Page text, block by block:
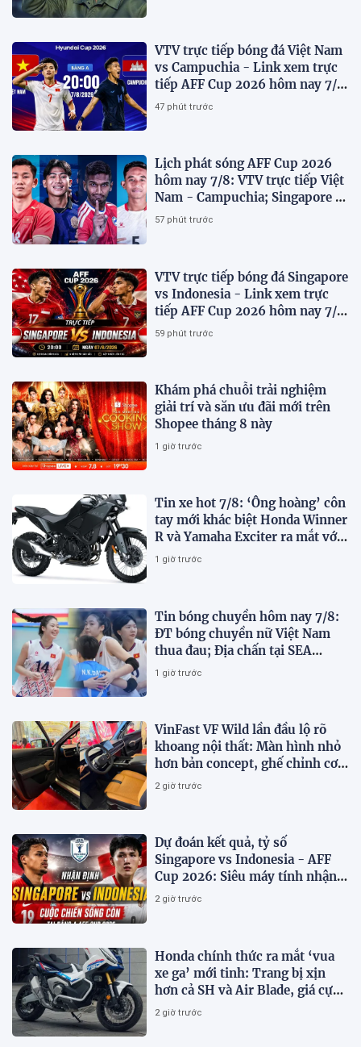
VTV trực tiếp bóng đá Việt Nam
vs Campuchia - Link xem trực
tiếp AFF Cup 2026 hôm nay 7/8
trên VTV6
47 phút trước
Lịch phát sóng AFF Cup 2026
hôm nay 7/8: VTV trực tiếp Việt
Nam - Campuchia; Singapore -
Indonesia
57 phút trước
VTV trực tiếp bóng đá Singapore
vs Indonesia - Link xem trực
tiếp AFF Cup 2026 hôm nay 7/8
trên VTV7
59 phút trước
Khám phá chuỗi trải nghiệm
giải trí và săn ưu đãi mới trên
Shopee tháng 8 này
1 giờ trước
Tin xe hot 7/8: ‘Ông hoàng’ côn
tay mới khác biệt Honda Winner
R và Yamaha Exciter ra mắt với
giá hấp dẫn
1 giờ trước
Tin bóng chuyền hôm nay 7/8:
ĐT bóng chuyền nữ Việt Nam
thua đau; Địa chấn tại SEA
V.Cup 2026
1 giờ trước
VinFast VF Wild lần đầu lộ rõ
khoang nội thất: Màn hình nhỏ
hơn bản concept, ghế chỉnh cơ,
chưa có HUD
2 giờ trước
Dự đoán kết quả, tỷ số
Singapore vs Indonesia - AFF
Cup 2026: Siêu máy tính nhận
định bóng đá hôm nay 7/8
2 giờ trước
Honda chính thức ra mắt ‘vua
xe ga’ mới tinh: Trang bị xịn
hơn cả SH và Air Blade, giá cực
kỳ hấp dẫn
2 giờ trước